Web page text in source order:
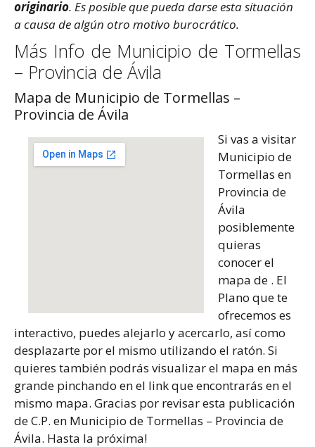
originario. Es posible que pueda darse esta situación
a causa de algún otro motivo burocrático.
Más Info de Municipio de Tormellas
– Provincia de Ávila
Mapa de Municipio de Tormellas –
Provincia de Ávila
Si vas a visitar
Municipio de
Tormellas en
Provincia de
Ávila
posiblemente
quieras
conocer el
mapa de . El
Plano que te
ofrecemos es
interactivo, puedes alejarlo y acercarlo, así como
desplazarte por el mismo utilizando el ratón. Si
quieres también podrás visualizar el mapa en más
grande pinchando en el link que encontrarás en el
mismo mapa. Gracias por revisar esta publicación
de C.P. en Municipio de Tormellas – Provincia de
Ávila. Hasta la próxima!